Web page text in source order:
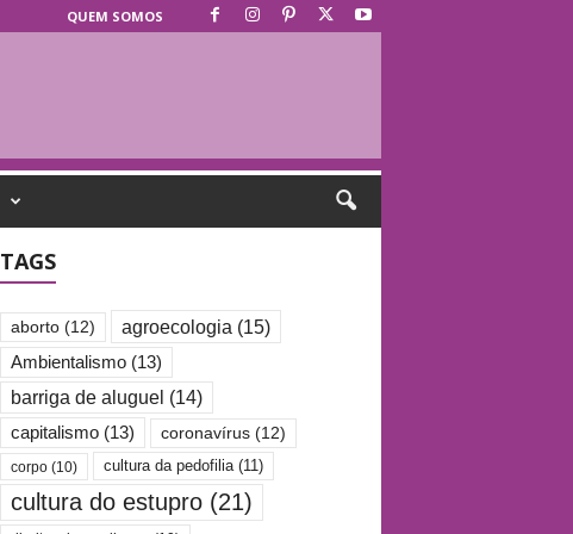
QUEM SOMOS
TAGS
aborto(12) agroecologia (15)
Ambientalismo(13)
barriga de aluguel (14)
capitalismo(13) coronavírus(12)
corpo(10) cultura da pedofilia(11)
cultura do estupro(21)